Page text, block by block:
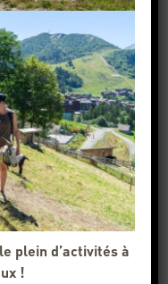
plein d’activités à
!